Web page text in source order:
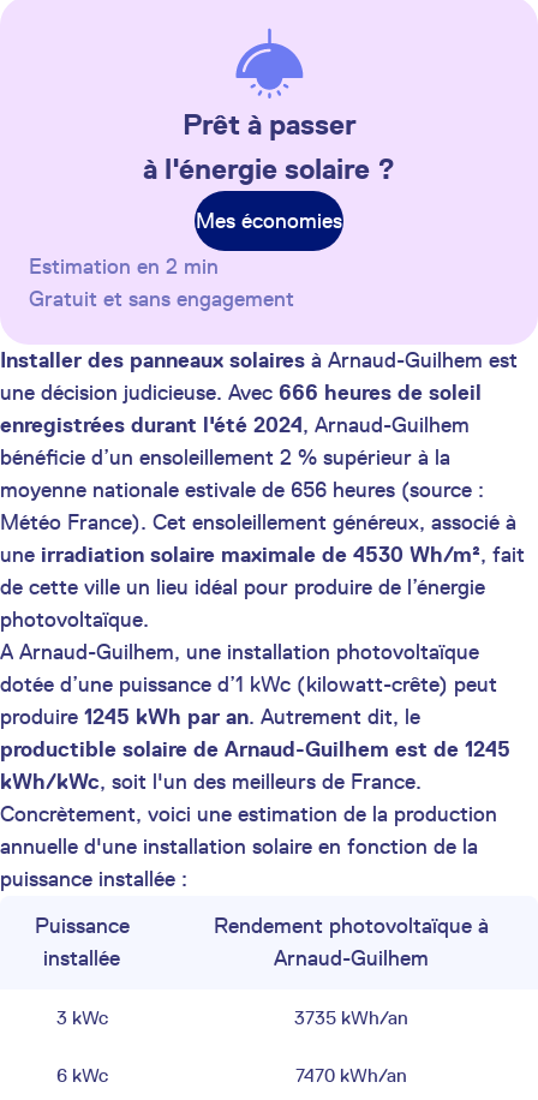
Prêt à passer
à l'énergie solaire ?
Mes économies
Estimation en 2 min
Gratuit et sans engagement
Installer des panneaux solaires à Arnaud-Guilhem est
une décision judicieuse. Avec 666 heures de soleil
enregistrées durant l'été 2024, Arnaud-Guilhem
bénéficie d’un ensoleillement 2 % supérieur à la
moyenne nationale estivale de 656 heures (source :
Météo France). Cet ensoleillement généreux, associé à
une irradiation solaire maximale de 4530 Wh/m², fait
de cette ville un lieu idéal pour produire de l’énergie
photovoltaïque.
A Arnaud-Guilhem, une installation photovoltaïque
dotée d’une puissance d’1 kWc (kilowatt-crête) peut
produire 1245 kWh par an. Autrement dit, le
productible solaire de Arnaud-Guilhem est de 1245
kWh/kWc, soit l'un des meilleurs de France.
Concrètement, voici une estimation de la production
annuelle d'une installation solaire en fonction de la
puissance installée :
Puissance
installée
Rendement photovoltaïque à
Arnaud-Guilhem
3 kWc 3735 kWh/an
6 kWc 7470 kWh/an